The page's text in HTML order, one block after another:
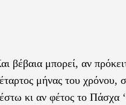
βέβαια μπορεί, αν
μήνας του χρόνου,
κι αν φέτος το Πάσχα